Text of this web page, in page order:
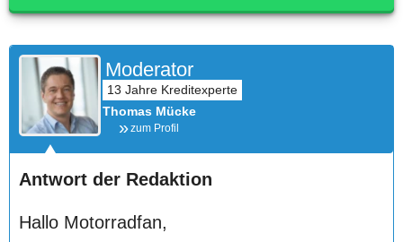
Moderator
Thomas Mücke
zum Profil
Antwort der Redaktion
Hallo Motorradfan,